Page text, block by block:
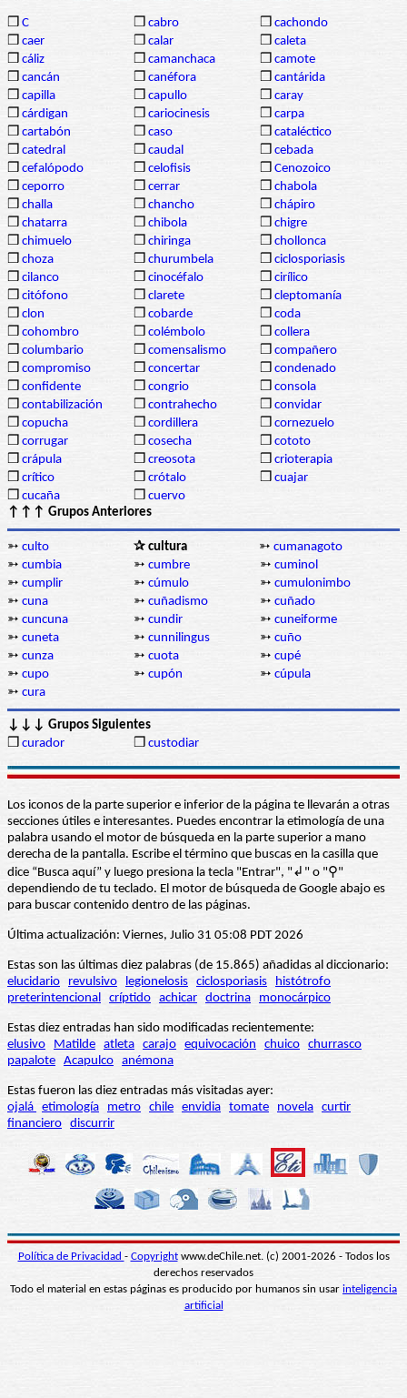
❒ C ❒ cabro ❒ cachondo
❒ caer ❒ calar ❒ caleta
❒ cáliz ❒ camanchaca ❒ camote
❒ cancán ❒ canéfora ❒ cantárida
❒ capilla ❒ capullo ❒ caray
❒ cárdigan ❒ cariocinesis ❒ carpa
❒ cartabón ❒ caso ❒ cataléctico
❒ catedral ❒ caudal ❒ cebada
❒ cefalópodo ❒ celofisis ❒ Cenozoico
❒ ceporro ❒ cerrar ❒ chabola
❒ challa ❒ chancho ❒ chápiro
❒ chatarra ❒ chibola ❒ chigre
❒ chimuelo ❒ chiringa ❒ chollonca
❒ choza ❒ churumbela ❒ ciclosporiasis
❒ cilanco ❒ cinocéfalo ❒ cirílico
❒ citófono ❒ clarete ❒ cleptomanía
❒ clon ❒ cobarde ❒ coda
❒ cohombro ❒ colémbolo ❒ collera
❒ columbario ❒ comensalismo ❒ compañero
❒ compromiso ❒ concertar ❒ condenado
❒ confidente ❒ congrio ❒ consola
❒ contabilización ❒ contrahecho ❒ convidar
❒ copucha ❒ cordillera ❒ cornezuelo
❒ corrugar ❒ cosecha ❒ cototo
❒ crápula ❒ creosota ❒ crioterapia
❒ crítico ❒ crótalo ❒ cuajar
❒ cucaña ❒ cuervo
↑↑↑ Grupos Anteriores
➳ culto ✰ cultura ➳ cumanagoto
➳ cumbia ➳ cumbre ➳ cuminol
➳ cumplir ➳ cúmulo ➳ cumulonimbo
➳ cuna ➳ cuñadismo ➳ cuñado
➳ cuncuna ➳ cundir ➳ cuneiforme
➳ cuneta ➳ cunnilingus ➳ cuño
➳ cunza ➳ cuota ➳ cupé
➳ cupo ➳ cupón ➳ cúpula
➳ cura
↓↓↓ Grupos Siguientes
❒ curador ❒ custodiar
Los iconos de la parte superior e inferior de la página te llevarán a otras
secciones útiles e interesantes. Puedes encontrar la etimología de una
palabra usando el motor de búsqueda en la parte superior a mano
derecha de la pantalla. Escribe el término que buscas en la casilla que
dice “Busca aquí” y luego presiona la tecla "Entrar", "↲" o "⚲"
dependiendo de tu teclado. El motor de búsqueda de Google abajo es
para buscar contenido dentro de las páginas.
Última actualización: Viernes, Julio 31 05:08 PDT 2026
Estas son las últimas diez palabras (de 15.865) añadidas al diccionario:
elucidario
revulsivo legionelosis ciclosporiasis
histótrofo
preterintencional críptido achicar doctrina monocárpico
Estas diez entradas han sido modificadas recientemente:
elusivo
Matilde atleta carajo equivocación chuico churrasco
papalote Acapulco anémona
Estas fueron las diez entradas más visitadas ayer:
ojalá etimología metro chile envidia tomate novela curtir
financiero discurrir
Política de Privacidad - Copyrightwww.deChile.net. (c) 2001-2026 - Todos los
derechos reservados
Todo el material en estas páginas es producido por humanos sin usar inteligencia
artificial